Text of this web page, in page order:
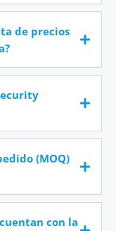
de precios
(MOQ)
con la